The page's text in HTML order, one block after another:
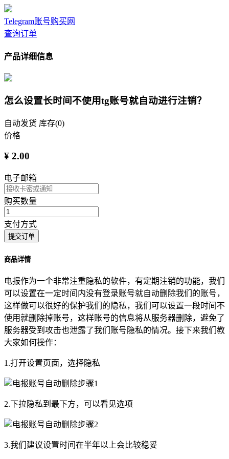
Telegram账号购买网
查询订单
产品详细信息
怎么设置长时间不使用tg账号就自动进行注销？
自动发货 库存(0)
价格
¥ 2.00
电子邮箱
购买数量
支付方式
提交订单
商品详情
电报作为一个非常注重隐私的软件，有定期注销的功能，我们
可以设置在一定时间内没有登录账号就自动删除我们的账号，
这样做可以很好的保护我们的隐私，我们可以设置一段时间不
使用就删除掉账号，这样账号的信息将从服务器删除，避免了
服务器受到攻击也泄露了我们账号隐私的情况。接下来我们教
大家如何操作：
1.打开设置页面，选择隐私
2.下拉隐私到最下方，可以看见选项
3.我们建议设置时间在半年以上会比较稳妥